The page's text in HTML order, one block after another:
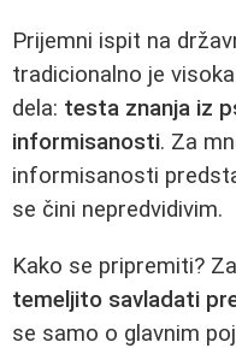
Prijemni ispit na
tradicionalno je
dela: testa znanja iz
informisanosti. Za
informisanosti
se čini nepredvidivim.
Kako se pripremiti?
temeljito savladati
se samo o glavnim